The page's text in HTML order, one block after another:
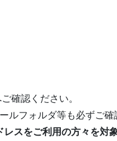
確認ください。
ルフォルダ等も必ずご確
をご利用の方々を対